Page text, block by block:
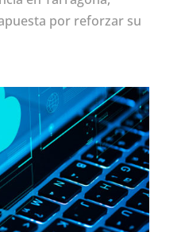
por reforzar su